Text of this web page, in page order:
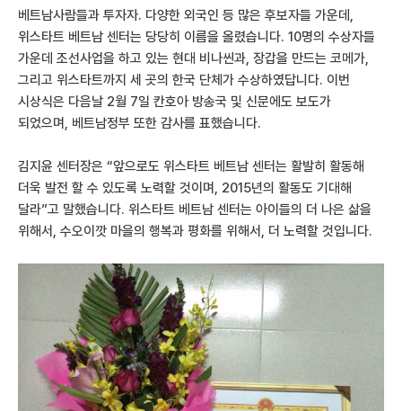
베트남사람들과 투자자. 다양한 외국인 등 많은 후보자들 가운데 ,
위스타트 베트남 센터는 당당히 이름을 올렸습니다. 10명의 수상자들
가운데 조선사업을 하고 있는 현대 비나씬과, 장갑을 만드는 코메가,
그리고 위스타트까지 세 곳의 한국 단체가 수상하였답니다. 이번
시상식은 다음날 2월 7일 칸호아 방송국 및 신문에도 보도가
되었으며 , 베트남정부 또한 감사를 표했습니다.
김지윤 센터장은 “앞으로도 위스타트 베트남 센터는 활발히 활동해
더욱 발전 할 수 있도록 노력할 것이며 , 2015년의 활동도 기대해
달라”고 말했습니다. 위스타트 베트남 센터는 아이들의 더 나은 삶을
위해서 , 수오이깟 마을의 행복과 평화를 위해서 , 더 노력할 것입니다.